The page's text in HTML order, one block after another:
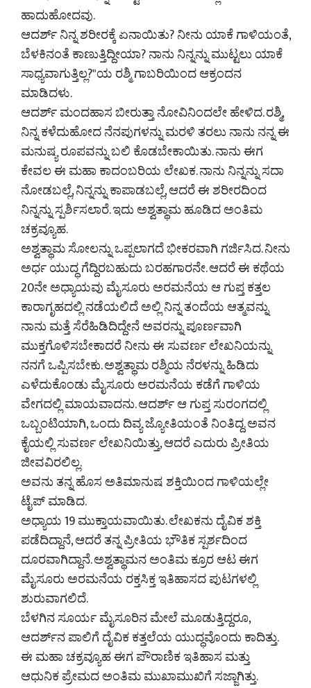
ಹಾದುಹೋದವು.
ಆದರ್ಶ್ ನಿನ್ನ ಶರೀರಕ್ಕೆ ಏನಾಯಿತು? ನೀನು ಯಾಕೆ ಗಾಳಿಯಂತೆ,
ಬೆಳಕಿನಂತೆ ಕಾಣುತ್ತಿದ್ದೀಯಾ? ನಾನು ನಿನ್ನನ್ನು ಮುಟ್ಟಲು ಯಾಕೆ
ಸಾಧ್ಯವಾಗುತ್ತಿಲ್ಲ?"ಯ ರಶ್ಮಿ ಗಾಬರಿಯಿಂದ ಆಕ್ರಂದನ
ಮಾಡಿದಳು.
ಆದರ್ಶ್ ಮಂದಹಾಸ ಬೀರುತ್ತಾ ನೋವಿನಿಂದಲೇ ಹೇಳಿದ. ರಶ್ಮಿ,
ನಿನ್ನ ಕಳೆದುಹೋದ ನೆನಪುಗಳನ್ನು ಮರಳಿ ತರಲು ನಾನು ನನ್ನ ಈ
ಮನುಷ್ಯ ರೂಪವನ್ನು ಬಲಿ ಕೊಡಬೇಕಾಯಿತು. ನಾನು ಈಗ
ಕೇವಲ ಈ ಮಹಾ ಕಾದಂಬರಿಯ ಲೇಖಕ. ನಾನು ನಿನ್ನನ್ನು ಸದಾ
ನೋಡಬಲ್ಲೆ, ನಿನ್ನನ್ನು ಕಾಪಾಡಬಲ್ಲೆ, ಆದರೆ ಈ ಶರೀರದಿಂದ
ನಿನ್ನನ್ನು ಸ್ಪರ್ಶಿಸಲಾರೆ. ಇದು ಅಶ್ವತ್ಥಾಮ ಹೂಡಿದ ಅಂತಿಮ
ಚಕ್ರವ್ಯೂಹ.
ಅಶ್ವತ್ಥಾಮ ಸೋಲನ್ನು ಒಪ್ಪಲಾಗದೆ ಭೀಕರವಾಗಿ ಗರ್ಜಿಸಿದ. ನೀನು
ಅರ್ಧ ಯುದ್ಧ ಗೆದ್ದಿರಬಹುದು ಬರಹಗಾರನೇ. ಆದರೆ ಈ ಕಥೆಯ
20ನೇ ಅಧ್ಯಾಯವು ಮೈಸೂರು ಅರಮನೆಯ ಆ ಗುಪ್ತ ಕತ್ತಲ
ಕಾರಾಗೃಹದಲ್ಲಿ ನಡೆಯಲಿದೆ ಅಲ್ಲಿ ನಿನ್ನ ತಂದೆಯ ಆತ್ಮವನ್ನು
ನಾನು ಮತ್ತೆ ಸೆರೆಹಿಡಿದಿದ್ದೇನೆ ಅವರನ್ನು ಪೂರ್ಣವಾಗಿ
ಮುಕ್ತಗೊಳಿಸಬೇಕಾದರೆ ನೀನು ಈ ಸುವರ್ಣ ಲೇಖನಿಯನ್ನು
ನನಗೆ ಒಪ್ಪಿಸಬೇಕು. ಅಶ್ವತ್ಥಾಮ ರಶ್ಮಿಯ ನೆರಳನ್ನು ಹಿಡಿದು
ಎಳೆದುಕೊಂಡು ಮೈಸೂರು ಅರಮನೆಯ ಕಡೆಗೆ ಗಾಳಿಯ
ವೇಗದಲ್ಲಿ ಮಾಯವಾದನು. ಆದರ್ಶ್ ಆ ಗುಪ್ತ ಸುರಂಗದಲ್ಲಿ
ಒಬ್ಬಂಟಿಯಾಗಿ, ಒಂದು ದಿವ್ಯ ಜ್ಯೋತಿಯಂತೆ ನಿಂತಿದ್ದ. ಅವನ
ಕೈಯಲ್ಲಿ ಸುವರ್ಣ ಲೇಖನಿಯಿತ್ತು, ಆದರೆ ಎದುರು ಪ್ರೀತಿಯ
ಜೀವವಿರಲಿಲ್ಲ.
ಅವನು ತನ್ನ ಹೊಸ ಅತಿಮಾನುಷ ಶಕ್ತಿಯಿಂದ ಗಾಳಿಯಲ್ಲೇ
ಟೈಪ್ ಮಾಡಿದ.
ಅಧ್ಯಾಯ 19 ಮುಕ್ತಾಯವಾಯಿತು. ಲೇಖಕನು ದೈವಿಕ ಶಕ್ತಿ
ಪಡೆದಿದ್ದಾನೆ, ಆದರೆ ತನ್ನ ಪ್ರೀತಿಯ ಭೌತಿಕ ಸ್ಪರ್ಶದಿಂದ
ದೂರವಾಗಿದ್ದಾನೆ. ಅಶ್ವತ್ಥಾಮನ ಅಂತಿಮ ಕ್ರೂರ ಆಟ ಈಗ
ಮೈಸೂರು ಅರಮನೆಯ ರಕ್ತಸಿಕ್ತ ಇತಿಹಾಸದ ಪುಟಗಳಲ್ಲಿ
ಶುರುವಾಗಲಿದೆ.
ಬೆಳಗಿನ ಸೂರ್ಯ ಮೈಸೂರಿನ ಮೇಲೆ ಮೂಡುತ್ತಿದ್ದರೂ,
ಆದರ್ಶ್‌ನ ಪಾಲಿಗೆ ದೈವಿಕ ಕತ್ತಲೆಯ ಯುದ್ಧವೊಂದು ಕಾದಿತ್ತು.
ಈ ಮಹಾ ಚಕ್ರವ್ಯೂಹ ಈಗ ಪೌರಾಣಿಕ ಇತಿಹಾಸ ಮತ್ತು
ಆಧುನಿಕ ಪ್ರೇಮದ ಅಂತಿಮ ಮುಖಾಮುಖಿಗೆ ಸಜ್ಜಾಗಿತ್ತು.